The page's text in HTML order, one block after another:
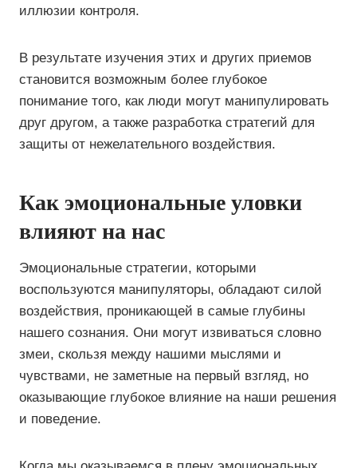
иллюзии контроля.
В результате изучения этих и других приемов
становится возможным более глубокое
понимание того, как люди могут манипулировать
друг другом, а также разработка стратегий для
защиты от нежелательного воздействия.
Как эмоциональные уловки
влияют на нас
Эмоциональные стратегии, которыми
воспользуются манипуляторы, обладают силой
воздействия, проникающей в самые глубины
нашего сознания. Они могут извиваться словно
змеи, скользя между нашими мыслями и
чувствами, не заметные на первый взгляд, но
оказывающие глубокое влияние на наши решения
и поведение.